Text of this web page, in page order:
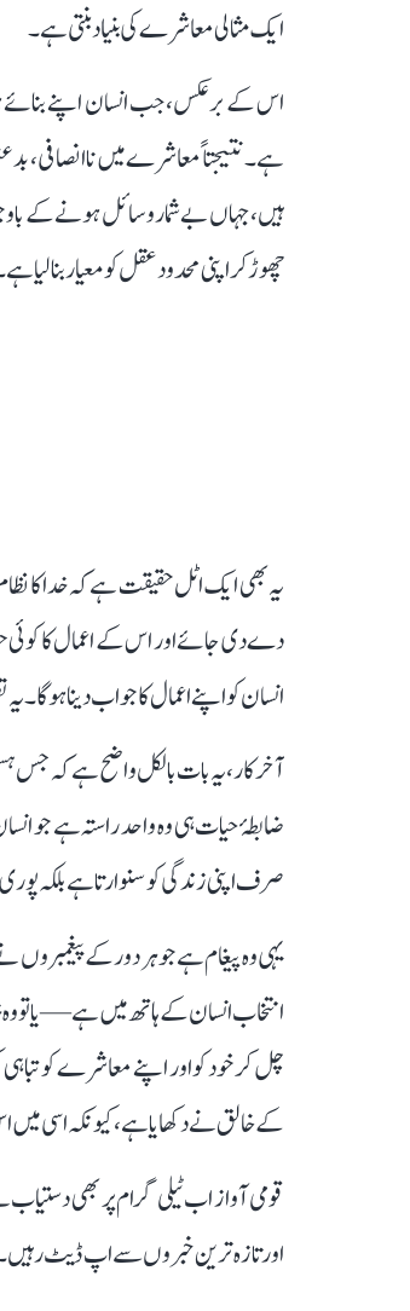
ایک مثالی معاشرے کی بنیاد بنتی ہے۔
اس کے برعکس، جب انسان اپنے بنائے
ہے۔ نتیجتاً معاشرے میں ناانصافی،
ہیں، جہاں بے شمار وسائل ہونے کے
چھوڑ کر اپنی محدود عقل کو معیار بنا لیا
یہ بھی ایک اٹل حقیقت ہے کہ خدا کا
دے دی جائے اور اس کے اعمال کا کوئی
انسان کو اپنے اعمال کا جواب دینا
آخرکار، یہ بات بالکل واضح ہے کہ جس
ضابطۂ حیات ہی وہ واحد راستہ ہے جو
صرف اپنی زندگی کو سنوارتا ہے بلکہ پوری
یہی وہ پیغام ہے جو ہر دور کے
انتخاب انسان کے ہاتھ میں ہے—یا تو وہ
چل کر خود کو اور اپنے معاشرے کو
کے خالق نے دکھایا ہے، کیونکہ اسی
قومی آواز اب ٹیلی گرام پر بھی
اور تازہ ترین خبروں سے اپ ڈیٹ